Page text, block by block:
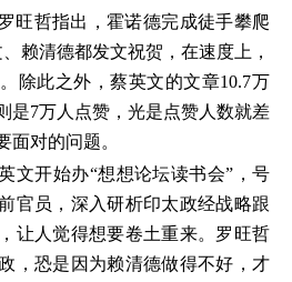
旺哲指出，霍诺德完成徒手攀爬
赖清德都发文祝贺，在速度上，
除此之外，蔡英文的文章10.7万
是7万人点赞，光是点赞人数就差
面对的问题。
文开始办“想想论坛读书会”，号
官员，深入研析印太政经战略跟
让人觉得想要卷土重来。罗旺哲
，恐是因为赖清德做得不好，才